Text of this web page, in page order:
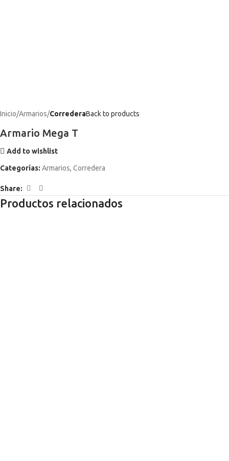
Inicio Armarios CorrederaBack to products
Armario Mega T
Add to wishlist
Categorías: Armarios, Corredera
Share:
Productos relacionados